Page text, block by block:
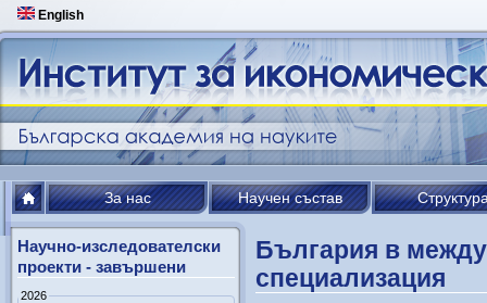
English
За нас Научен състав
Научно-изследователски
проекти - завършени
2026
България в
специализация